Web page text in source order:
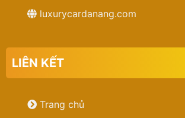
luxurycardanang.com
LIÊN KẾT
Trang chủ